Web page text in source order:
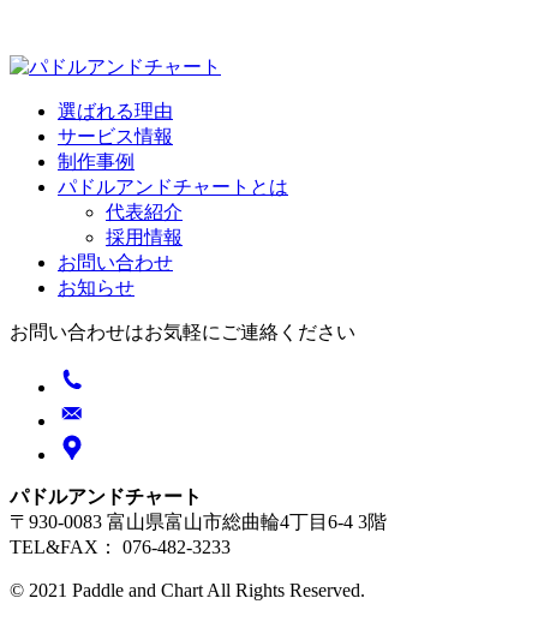
選ばれる理由
サービス情報
制作事例
パドルアンドチャートとは
代表紹介
採用情報
お問い合わせ
お知らせ
お問い合わせはお気軽にご連絡ください
パドルアンドチャート
〒930-0083 富山県富山市総曲輪4丁目6-4 3階
TEL&FAX： 076-482-3233
© 2021 Paddle and Chart All Rights Reserved.